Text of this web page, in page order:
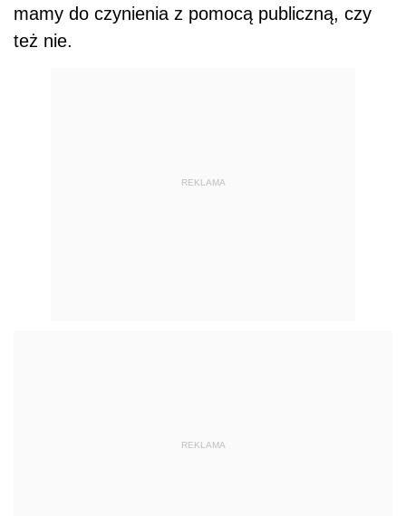
mamy do czynienia z pomocą publiczną, czy
też nie.
REKLAMA
REKLAMA